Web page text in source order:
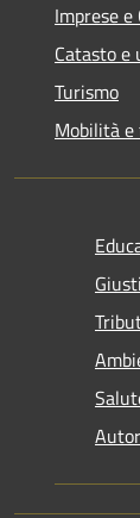
Imprese e
Catasto e
Turismo
Mobilità